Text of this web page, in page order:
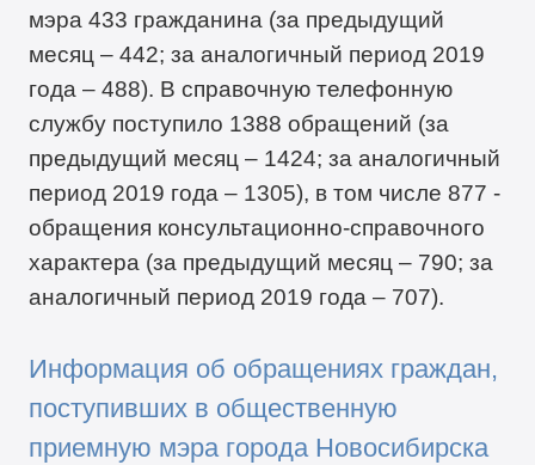
мэра 433 гражданина (за предыдущий
месяц – 442; за аналогичный период 2019
года – 488). В справочную телефонную
службу поступило 1388 обращений (за
предыдущий месяц – 1424; за аналогичный
период 2019 года – 1305), в том числе 877 -
обращения консультационно-справочного
характера (за предыдущий месяц – 790; за
аналогичный период 2019 года – 707).
Информация об обращениях граждан,
поступивших в общественную
приемную мэра города Новосибирска